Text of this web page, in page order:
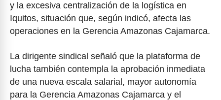
y la excesiva centralización de la logística en
Iquitos, situación que, según indicó, afecta las
operaciones en la Gerencia Amazonas Cajamarca.
La dirigente sindical señaló que la plataforma de
lucha también contempla la aprobación inmediata
de una nueva escala salarial, mayor autonomía
para la Gerencia Amazonas Cajamarca y el